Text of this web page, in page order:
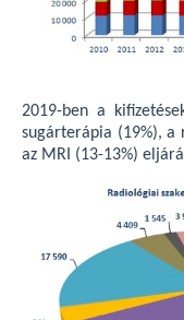
2019-ben a
sugárterápia (19%), a
az MRI (13-13%)